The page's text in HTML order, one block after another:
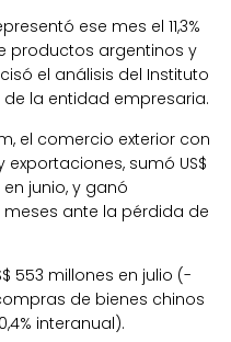
ese mes el 11,3%
productos argentinos y
el análisis del Instituto
de la entidad empresaria.
el comercio exterior con
sumó US$
junio, y ganó
ante la pérdida de
553 millones en julio (-
de bienes chinos
interanual).